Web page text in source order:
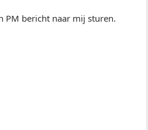
PM bericht naar mij sturen.